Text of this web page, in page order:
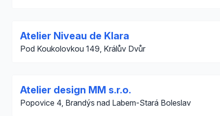
Atelier Niveau de Klara
Pod Koukolovkou 149, Králův Dvůr
Atelier design MM s.r.o.
Popovice 4, Brandýs nad Labem-Stará Boleslav